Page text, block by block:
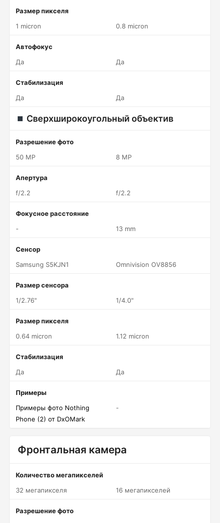
Размер пикселя
1 micron
0.8 micron
Автофокус
Да
Да
Стабилизация
Да
Да
Сверхширокоугольный объектив
Разрешение фото
50 MP
8 MP
Апертура
f/2.2
f/2.2
Фокусное расстояние
-
13 mm
Сенсор
Samsung S5KJN1
Omnivision OV8856
Размер сенсора
1/2.76"
1/4.0"
Размер пикселя
0.64 micron
1.12 micron
Стабилизация
Да
Да
Примеры
Примеры фото Nothing
Phone (2) от DxOMark
-
Фронтальная камера
Количество мегапикселей
32 мегапикселя
16 мегапикселей
Разрешение фото